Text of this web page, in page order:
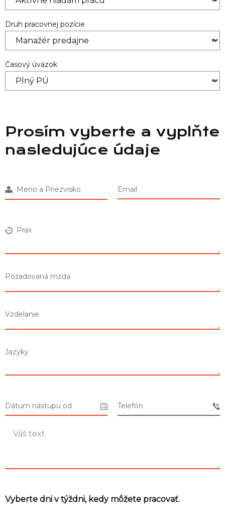
Druh pracovnej pozície
Časový úväzok
Prosím vyberte a vyplňte
nasledujúce údaje
Meno a Priezvisko Email
Prax
Požadovaná mzda
Vzdelanie
Jazyky
Dátum nástupu od Telefón
Vyberte dni v týždni, kedy môžete pracovať.